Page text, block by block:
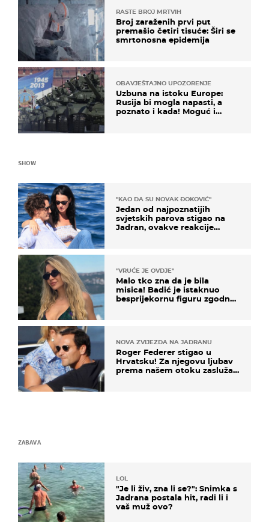
RASTE BROJ MRTVIH
Broj zaraženih prvi put
premašio četiri tisuće: Širi se
smrtonosna epidemija
OBAVJEŠTAJNO UPOZORENJE
Uzbuna na istoku Europe:
Rusija bi mogla napasti, a
poznato i kada! Moguć i
SHOW
"KAO DA SU NOVAK ĐOKOVIĆ"
Jedan od najpoznatijih
svjetskih parova stigao na
Jadran, ovakve reakcije
"VRUĆE JE OVDJE"
Malo tko zna da je bila
misica! Badić je istaknuo
besprijekornu figuru zgodne
NOVA ZVIJEZDA NA JADRANU
Roger Federer stigao u
Hrvatsku! Za njegovu ljubav
prema našem otoku zaslužan
ZABAVA
LOL
"Je li živ, zna li se?": Snimka s
Jadrana postala hit, radi li i
vaš muž ovo?